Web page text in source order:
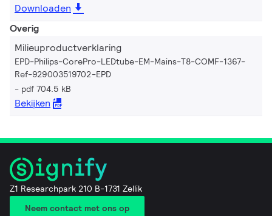
Downloaden
Overig
Milieuproductverklaring
EPD-Philips-CorePro-LEDtube-EM-Mains-T8-COMF-1367-
Ref-929003519702-EPD
pdf 704.5 kB
Bekijken
Z1 Researchpark 210 B-1731 Zellik
Neem contact met ons op